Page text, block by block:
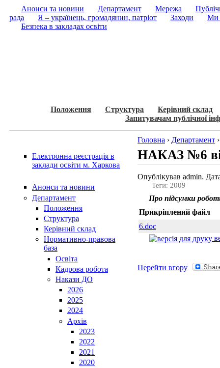
Анонси та новини Департамент Мережа
рада
Я – українець, громадянин, патріот Заходи
Ми
Безпека в закладах освіти
Положення Структура
Керівний склад
Запитувачам публічної
Електронна реєстрація в
заклади освіти м. Харкова
Анонси та новини
Департамент
Положення
Структура
Керівний склад
Нормативно-правова
база
Освiта
Кадрова робота
Накази ДО
2026
2025
2024
Архів
2023
2022
2021
2020
Головна › Департамент
НАКАЗ №6
Опублікував admin.
Теги: 2009
Про підсумки
Прикріплений файл
6.doc
Перейти вгору